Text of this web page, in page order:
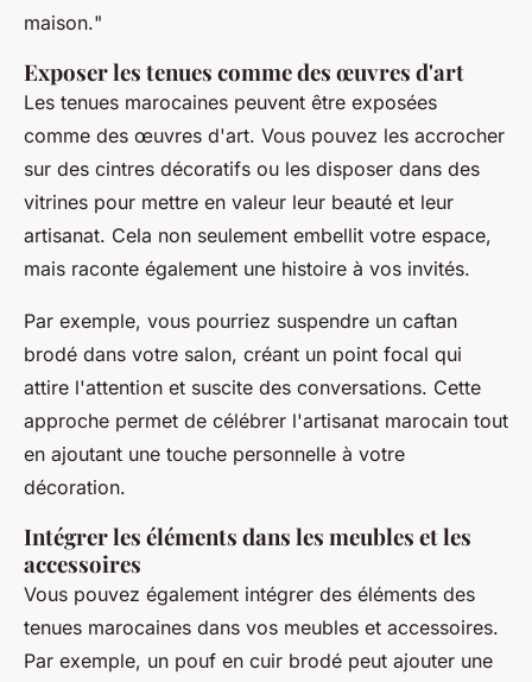
maison."
Exposer les tenues comme des œuvres d'art
Les tenues marocaines peuvent être exposées
comme des œuvres d'art. Vous pouvez les accrocher
sur des cintres décoratifs ou les disposer dans des
vitrines pour mettre en valeur leur beauté et leur
artisanat. Cela non seulement embellit votre espace,
mais raconte également une histoire à vos invités.
Par exemple, vous pourriez suspendre un caftan
brodé dans votre salon, créant un point focal qui
attire l'attention et suscite des conversations. Cette
approche permet de célébrer l'artisanat marocain tout
en ajoutant une touche personnelle à votre
décoration.
Intégrer les éléments dans les meubles et les
accessoires
Vous pouvez également intégrer des éléments des
tenues marocaines dans vos meubles et accessoires.
Par exemple, un pouf en cuir brodé peut ajouter une